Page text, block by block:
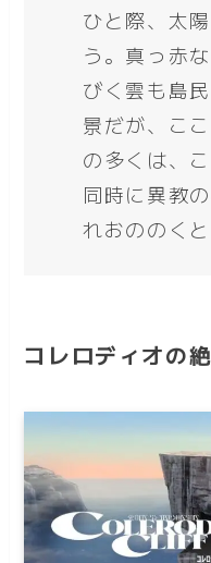
ひと際、太
う。真っ赤
びく雲も島
景だが、こ
の多くは、
同時に異教
れおののくと
コレロディオ